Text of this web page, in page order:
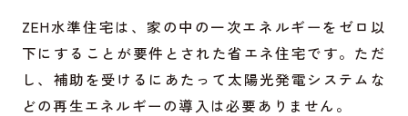
ZEH水準住宅は、家の中の一次エネルギーをゼロ以
下にすることが要件とされた省エネ住宅です。ただ
し、補助を受けるにあたって太陽光発電システムな
どの再生エネルギーの導入は必要ありません。